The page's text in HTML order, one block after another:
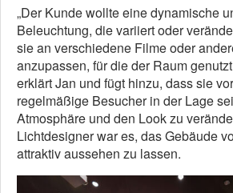
„Der Kunde wollte eine dynamische
Beleuchtung, die variiert oder
sie an verschiedene Filme oder
anzupassen, für die der Raum
erklärt Jan und fügt hinzu, dass sie
regelmäßige Besucher in der Lage
Atmosphäre und den Look zu
Lichtdesigner war es, das Gebäude
attraktiv aussehen zu lassen.